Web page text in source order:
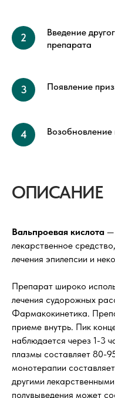
Введение
препарата
Появление
Возобновление
ОПИСАНИЕ
Вальпроевая кислота —
лекарственное
лечения эпилепсии и
Препарат широко
лечения судорожных
Фармакокинетика.
приеме внутрь. Пик
наблюдается через 1-3
плазмы составляет 80-
монотерапии
другими
полувыведения может